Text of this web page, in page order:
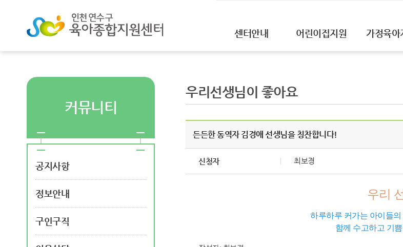
센터안내 어린이집지원 가정육아
커뮤니티
공지사항
정보안내
구인구직
우리선생님이 좋아요
든든한 동역자 김경애 선생님을 칭찬합니다!
신청자 최보경
우리
하루하루 커가는 아이들
함께 수고하고 기